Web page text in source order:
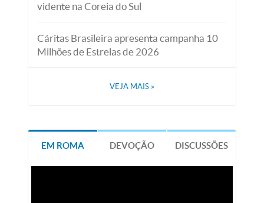
vidente na Coreia do Sul
Cáritas Brasileira apresenta campanha 10
Milhões de Estrelas de 2026
VEJA MAIS »
EM ROMA DEVOÇÃO DISCUSSÕES